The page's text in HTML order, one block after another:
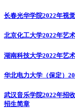
长春光华学院2022年视
北京化工大学2022年艺
湖南科技大学2022年艺
华北电力大学（保定）
武汉音乐学院2022年招
招生简章